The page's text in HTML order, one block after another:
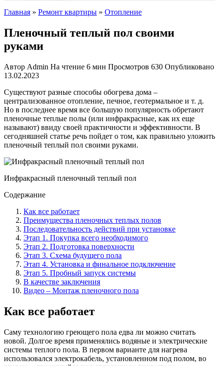
Главная » Ремонт квартиры » Отопление
Пленочный теплый пол своими
руками
Автор Admin На чтение 6 мин Просмотров 630 Опубликовано
13.02.2023
Существуют разные способы обогрева дома –
централизованное отопление, печное, геотермальное и т. д.
Но в последнее время все большую популярность обретают
пленочные теплые полы (или инфракрасные, как их еще
называют) ввиду своей практичности и эффективности. В
сегодняшней статье речь пойдет о том, как правильно уложить
пленочный теплый пол своими руками.
Инфракрасный пленочный теплый пол
Содержание
Как все работает
Преимущества пленочных теплых полов
Последовательность действий при установке
Этап 1. Покупка всего необходимого
Этап 2. Подготовка поверхности
Этап 3. Схема будущего пола
Этап 4. Установка и финальное подключение
Этап 5. Пробный запуск системы
В качестве заключения
Видео – Монтаж пленочного пола
Как все работает
Саму технологию греющего пола едва ли можно считать
новой. Долгое время применялись водяные и электрические
системы теплого пола. В первом варианте для нагрева
использовался электрокабель, установленном под полом, во